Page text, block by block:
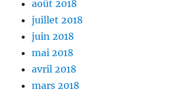
août 2018
juillet 2018
juin 2018
mai 2018
avril 2018
mars 2018